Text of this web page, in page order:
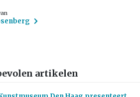
artikelen